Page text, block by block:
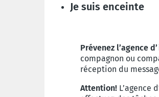
Je suis enceinte
Prévenez l’agence
compagnon ou
réception du
Attention! L’agence